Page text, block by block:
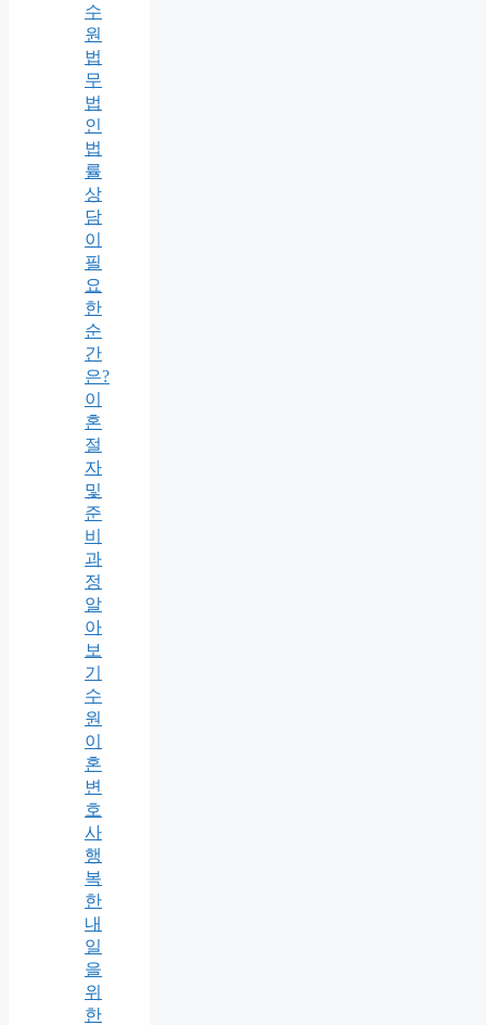
수
원
법
무
법
인
법
률
상
담
이
필
요
한
순
간
은?
이
혼
절
자
및
준
비
과
정
알
아
보
기
수
원
이
혼
변
호
사
행
복
한
내
일
을
위
한